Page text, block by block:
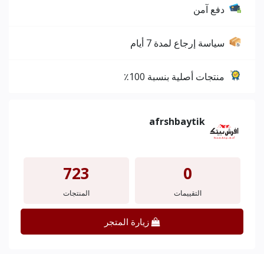
دفع آمن
سياسة إرجاع لمدة 7 أيام
منتجات أصلية بنسبة 100٪
afrshbaytik
0
التقييمات
723
المنتجات
زيارة المتجر